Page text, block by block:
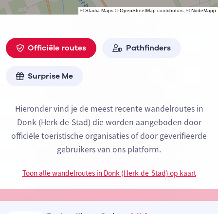
©Stadia Maps ©OpenStreetMap contributors, ©NodeMapp
Officiële routes Pathfinders
Surprise Me
Hieronder vind je de meest recente wandelroutes in
Donk (Herk-de-Stad) die worden aangeboden door
officiële toeristische organisaties of door geverifieerde
gebruikers van ons platform.
Toon alle wandelroutes in Donk (Herk-de-Stad) op kaart